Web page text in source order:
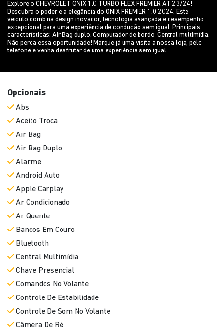
Explore o CHEVROLET ONIX 1.0 TURBO FLEX PREMIER AT 23/24!
Descubra o poder e a elegância do ONIX PREMIER 1.0 2024. Este
veículo combina design inovador, tecnologia avançada e desempenho
excepcional para uma experiência de condução sem igual. Principais
características: Air Bag duplo. Computador de bordo. Central multimídia.
Não perca essa oportunidade! Marque já uma visita a nossa loja, pelo
telefone e venha desfrutar de uma experiência sem igual.
Opcionais
Abs
Aceito Troca
Air Bag
Air Bag Duplo
Alarme
Android Auto
Apple Carplay
Ar Condicionado
Ar Quente
Bancos Em Couro
Bluetooth
Central Multimídia
Chave Presencial
Comandos No Volante
Controle De Estabilidade
Controle De Som No Volante
Câmera De Ré